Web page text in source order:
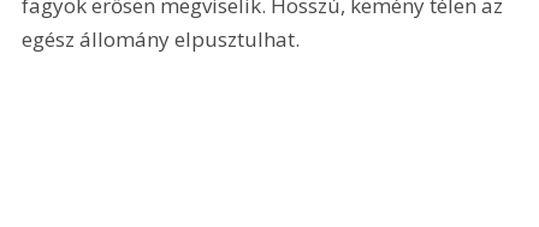
egész állomány elpusztulhat.